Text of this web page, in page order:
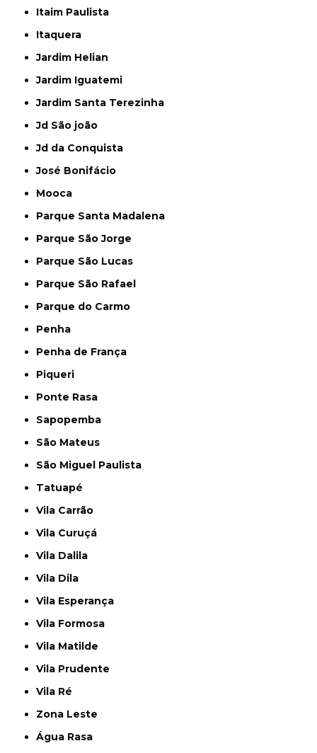
Itaim Paulista
Itaquera
Jardim Helian
Jardim Iguatemi
Jardim Santa Terezinha
Jd São joão
Jd da Conquista
José Bonifácio
Mooca
Parque Santa Madalena
Parque São Jorge
Parque São Lucas
Parque São Rafael
Parque do Carmo
Penha
Penha de França
Piqueri
Ponte Rasa
Sapopemba
São Mateus
São Miguel Paulista
Tatuapé
Vila Carrão
Vila Curuçá
Vila Dalila
Vila Dila
Vila Esperança
Vila Formosa
Vila Matilde
Vila Prudente
Vila Ré
Zona Leste
Água Rasa